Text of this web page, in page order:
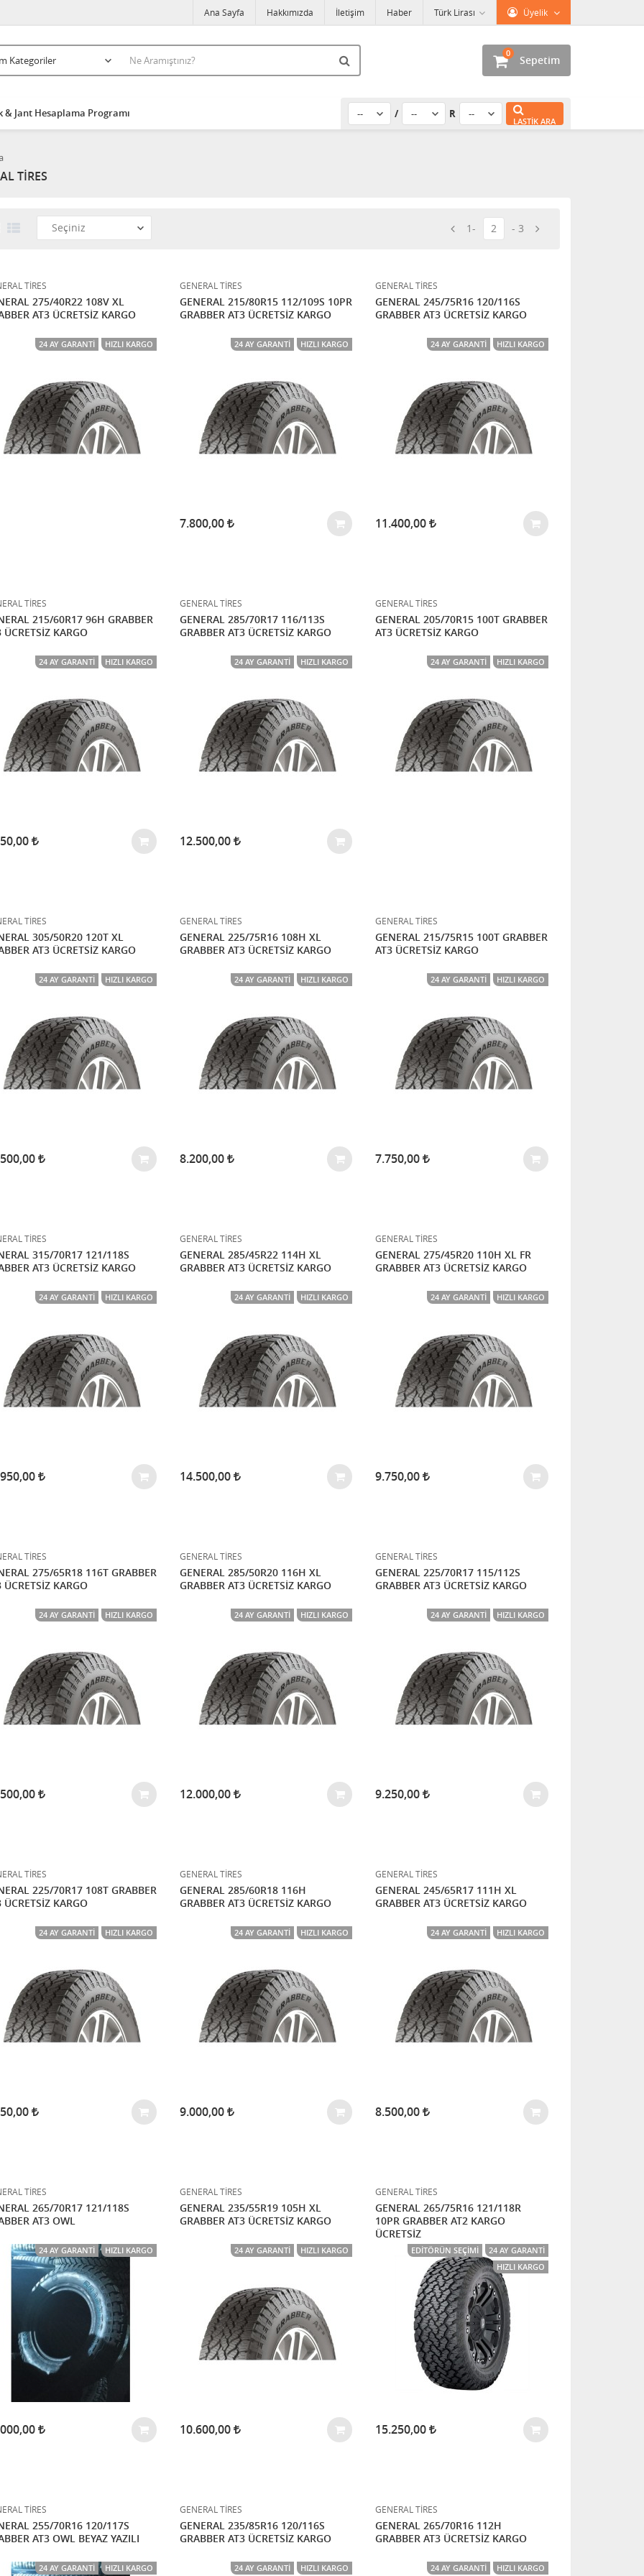
Üyelik
Türk Lirası
Ana Sayfa Hakkımızda İletişim Haber
Sepetim
0
& Jant Hesaplama Programı / R
LASTIK ARA
TİRES
1 2 3
TİRES
275/40R22 108V XL
AT3 ÜCRETSİZ KARGO
24 AY GARANTI HIZLI KARGO
GENERAL TİRES
GENERAL 215/80R15 112/109S 10PR
GRABBER AT3 ÜCRETSİZ KARGO
24 AY GARANTI HIZLI KARGO
7.800,00
GENERAL TİRES
GENERAL 245/75R16 120/116S
GRABBER AT3 ÜCRETSİZ KARGO
24 AY GARANTI HIZLI KARGO
11.400,00
TİRES
215/60R17 96H GRABBER
ÜCRETSİZ KARGO
24 AY GARANTI HIZLI KARGO
GENERAL TİRES
GENERAL 285/70R17 116/113S
GRABBER AT3 ÜCRETSİZ KARGO
24 AY GARANTI HIZLI KARGO
12.500,00
GENERAL TİRES
GENERAL 205/70R15 100T GRABBER
AT3 ÜCRETSİZ KARGO
24 AY GARANTI HIZLI KARGO
TİRES
305/50R20 120T XL
AT3 ÜCRETSİZ KARGO
24 AY GARANTI HIZLI KARGO
GENERAL TİRES
GENERAL 225/75R16 108H XL
GRABBER AT3 ÜCRETSİZ KARGO
24 AY GARANTI HIZLI KARGO
8.200,00
GENERAL TİRES
GENERAL 215/75R15 100T GRABBER
AT3 ÜCRETSİZ KARGO
24 AY GARANTI HIZLI KARGO
7.750,00
TİRES
315/70R17 121/118S
AT3 ÜCRETSİZ KARGO
24 AY GARANTI HIZLI KARGO
GENERAL TİRES
GENERAL 285/45R22 114H XL
GRABBER AT3 ÜCRETSİZ KARGO
24 AY GARANTI HIZLI KARGO
14.500,00
GENERAL TİRES
GENERAL 275/45R20 110H XL FR
GRABBER AT3 ÜCRETSİZ KARGO
24 AY GARANTI HIZLI KARGO
9.750,00
TİRES
275/65R18 116T GRABBER
ÜCRETSİZ KARGO
24 AY GARANTI HIZLI KARGO
GENERAL TİRES
GENERAL 285/50R20 116H XL
GRABBER AT3 ÜCRETSİZ KARGO
24 AY GARANTI HIZLI KARGO
12.000,00
GENERAL TİRES
GENERAL 225/70R17 115/112S
GRABBER AT3 ÜCRETSİZ KARGO
24 AY GARANTI HIZLI KARGO
9.250,00
TİRES
225/70R17 108T GRABBER
ÜCRETSİZ KARGO
24 AY GARANTI HIZLI KARGO
GENERAL TİRES
GENERAL 285/60R18 116H
GRABBER AT3 ÜCRETSİZ KARGO
24 AY GARANTI HIZLI KARGO
9.000,00
GENERAL TİRES
GENERAL 245/65R17 111H XL
GRABBER AT3 ÜCRETSİZ KARGO
24 AY GARANTI HIZLI KARGO
8.500,00
TİRES
265/70R17 121/118S
AT3 OWL
24 AY GARANTI HIZLI KARGO
GENERAL TİRES
GENERAL 235/55R19 105H XL
GRABBER AT3 ÜCRETSİZ KARGO
24 AY GARANTI HIZLI KARGO
10.600,00
GENERAL TİRES
GENERAL 265/75R16 121/118R
10PR GRABBER AT2 KARGO
ÜCRETSİZ
EDITÖRÜN SEÇIMI
24 AY GARANTI
HIZLI KARGO
15.250,00
TİRES
255/70R16 120/117S
AT3 OWL BEYAZ YAZILI
24 AY GARANTI HIZLI KARGO
GENERAL TİRES
GENERAL 235/85R16 120/116S
GRABBER AT3 ÜCRETSİZ KARGO
24 AY GARANTI HIZLI KARGO
GENERAL TİRES
GENERAL 265/70R16 112H
GRABBER AT3 ÜCRETSİZ KARGO
24 AY GARANTI HIZLI KARGO